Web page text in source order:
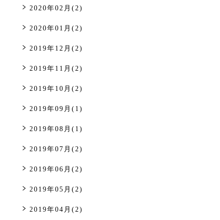
2020年02月(2)
2020年01月(2)
2019年12月(2)
2019年11月(2)
2019年10月(2)
2019年09月(1)
2019年08月(1)
2019年07月(2)
2019年06月(2)
2019年05月(2)
2019年04月(2)